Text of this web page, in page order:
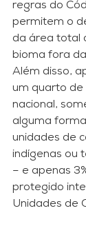
regras do
permitem o
da área total
bioma fora
Além disso,
um quarto
nacional,
alguma
unidades de
indígenas ou
– e apenas
protegido
Unidades de